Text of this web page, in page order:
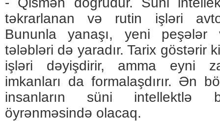
təkrarlanan və rutin işləri
Bununla yanaşı, yeni peşələr
tələbləri də yaradır. Tarix göstərir
işləri dəyişdirir, amma eyni
imkanları da formalaşdırır. Ən
insanların süni intellektlə
öyrənməsində olacaq.